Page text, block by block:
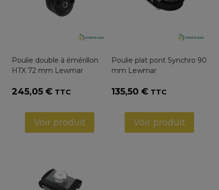
Poulie double à émérillon
HTX 72 mm Lewmar
245,05 € TTC
Voir produit
Poulie plat pont Synchro 90
mm Lewmar
135,50 € TTC
Voir produit